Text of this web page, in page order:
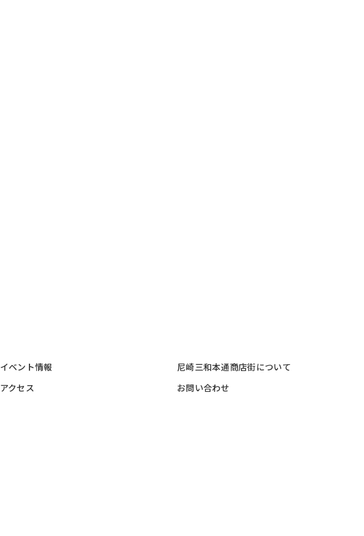
イベント情報
尼崎三和本通商店街について
アクセス
お問い合わせ